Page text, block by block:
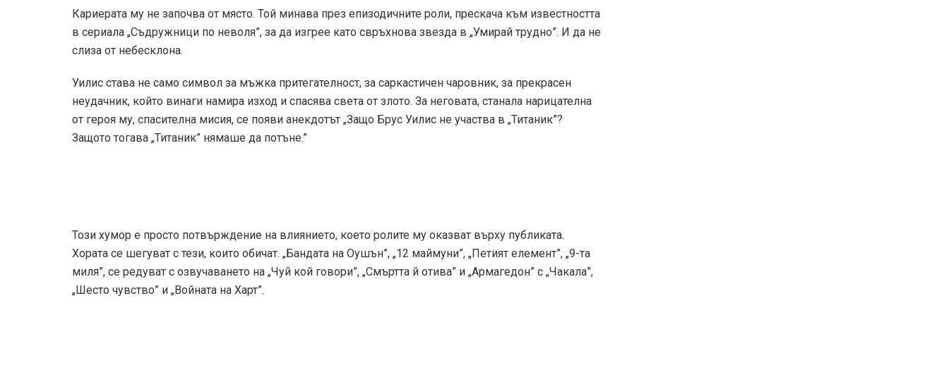
Кариерата му не започва от място. Той минава през епизодичните роли, прескача към известността
в сериала „Съдружници по неволя”, за да изгрее като свръхнова звезда в „Умирай трудно”. И да не
слиза от небесклона.
Уилис става не само символ за мъжка притегателност, за саркастичен чаровник, за прекрасен
неудачник, който винаги намира изход и спасява света от злото. За неговата, станала нарицателна
от героя му, спасителна мисия, се появи анекдотът „Защо Брус Уилис не участва в „Титаник”?
Защото тогава „Титаник” нямаше да потъне.”
Този хумор е просто потвърждение на влиянието, което ролите му оказват върху публиката.
Хората се шегуват с тези, които обичат. „Бандата на Оушън”, „12 маймуни”, „Петият елемент”, „9-та
миля”, се редуват с озвучаването на „Чуй кой говори”, „Смъртта й отива” и „Армагедон” с „Чакала”,
„Шесто чувство” и „Войната на Харт”.